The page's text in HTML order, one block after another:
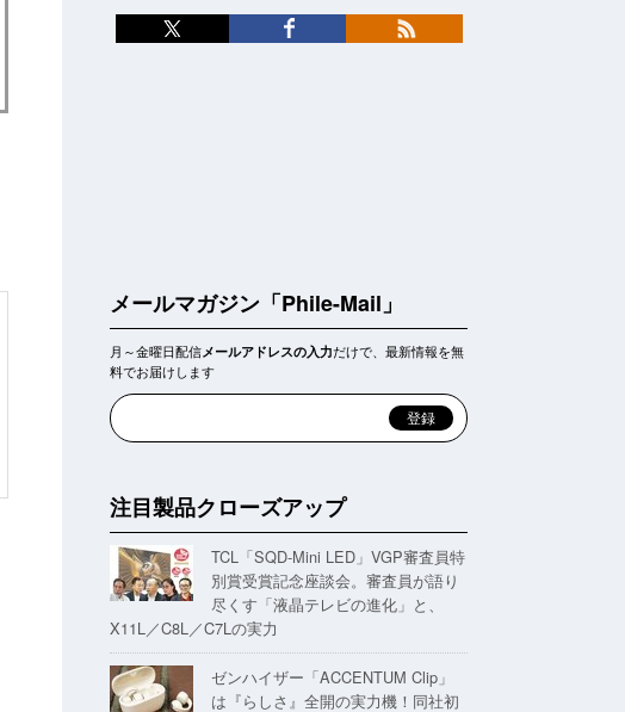
メールマガジン「Phile-Mail」
月～金曜日配信メールアドレスの入力だけで、最新情報を無
料でお届けします
注目製品クローズアップ
TCL「SQD-Mini LED」VGP審査員特
別賞受賞記念座談会。審査員が語り
尽くす「液晶テレビの進化」と、
X11L／C8L／C7Lの実力
ゼンハイザー「ACCENTUM Clip」
は『らしさ』全開の実力機！同社初